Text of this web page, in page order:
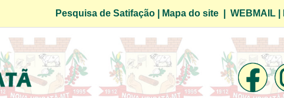
Pesquisa de Satifação| Mapa do site| WEBMAIL|